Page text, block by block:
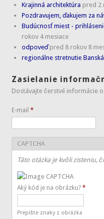
Krajinná architektúra pred 2
Pozdravujem, ďakujem za
Budúcnosť miest -
rokov 4 mesiace
odpoveď pred 8 rokov 8
regionálne stretnutie
Zasielanie
Dostávajte čerstvé informácie o
E-mail*
CAPTCHA
Táto otázka je kvôli zisteniu,
Aký kód je na obrázku?*
Prepíšte znaky z obrázka